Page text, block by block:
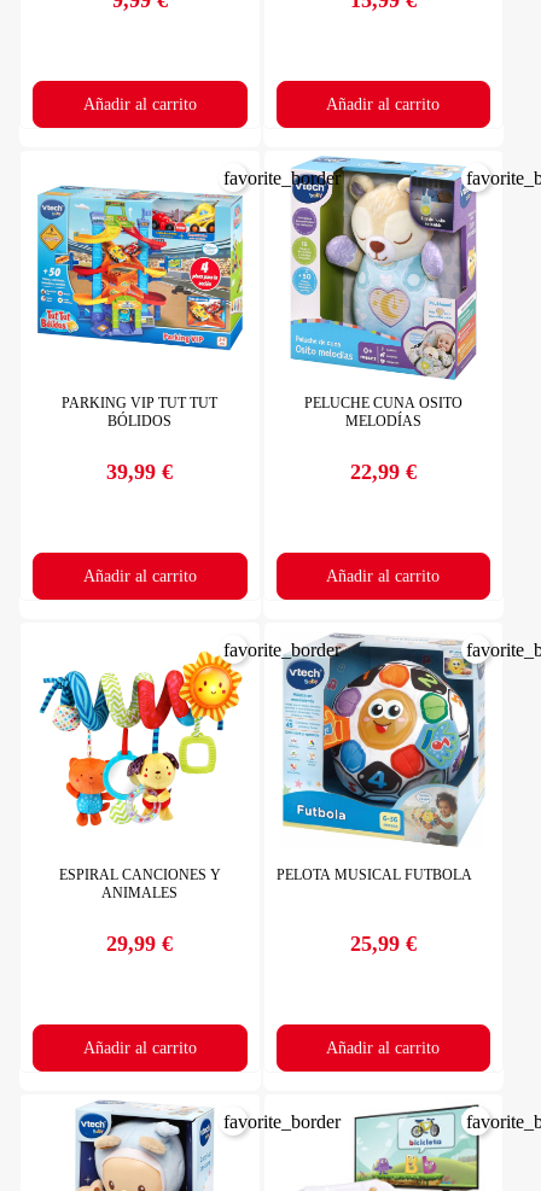
Precio
Añadir al carrito
Precio
Añadir al carrito
PARKING VIP TUT TUT
BÓLIDOS
Precio
39,99 €
Añadir al carrito
favorite_border
PELUCHE CUNA OSITO
MELODÍAS
Precio
22,99 €
Añadir al carrito
ESPIRAL CANCIONES Y
ANIMALES
Precio
29,99 €
Añadir al carrito
favorite_border
PELOTA MUSICAL FUTBOLA
Precio
25,99 €
Añadir al carrito
favorite_border